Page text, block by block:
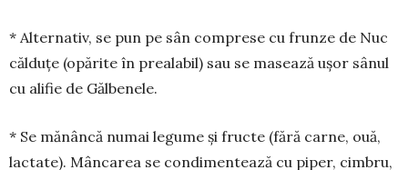
* Alternativ, se pun pe sân comprese cu frunze de Nuc
căl­duțe (opărite în prealabil) sau se masează ușor sânul
cu alifie de Gălbenele.
* Se mănâncă numai legume și fructe (fără carne, ouă,
lactate). Mâncarea se condimentează cu piper, cim­bru,